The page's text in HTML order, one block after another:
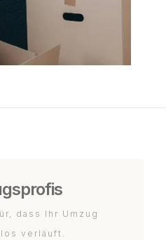
dass Ihr Umzug
verläuft.